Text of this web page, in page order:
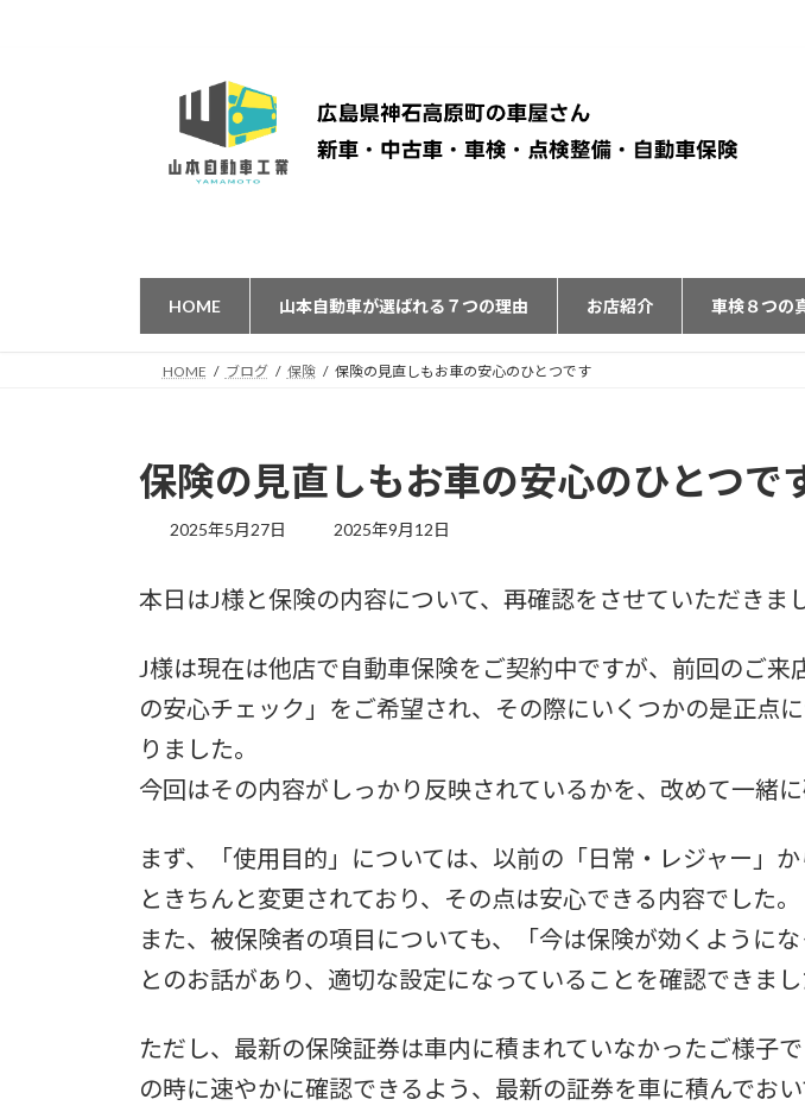
HOME 山本自動車が選ばれる７つの理由 お店紹介 車検８つの
HOME ブログ 保険 保険の見直しもお車の安心のひとつです
保険の見直しもお車の安心のひとつで
2025年5月27日
最
新
:
2025年9月12日
本日はJ様と保険の内容について、再確認をさせていただきまし
J様は現在は他店で自動車保険をご契約中ですが、前回のご来
の安心チェック」をご希望され、その際にいくつかの是正点
りました。
今回はその内容がしっかり反映されているかを、改めて一緒に
まず、「使用目的」については、以前の「日常・レジャー」
ときちんと変更されており、その点は安心できる内容でした。
また、被保険者の項目についても、「今は保険が効くようにな
とのお話があり、適切な設定になっていることを確認できまし
ただし、最新の保険証券は車内に積まれていなかったご様子
の時に速やかに確認できるよう、最新の証券を車に積んでお